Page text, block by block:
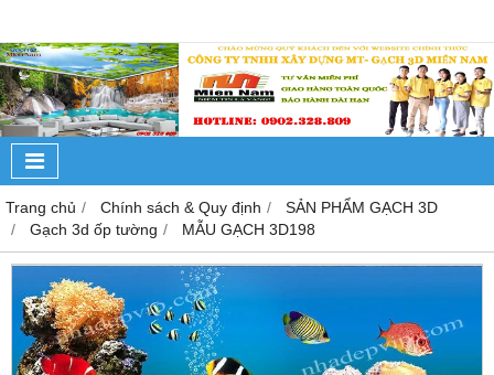
Trang chủ Chính sách & Quy định
SẢN PHẨM GẠCH 3D
Gạch 3d ốp tường
MẪU GẠCH 3D198